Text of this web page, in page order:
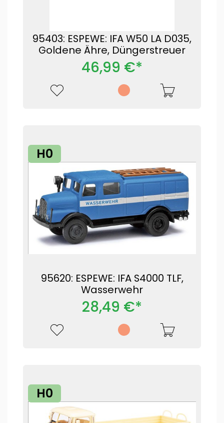
95403: ESPEWE: IFA W50 LA D035,
Goldene Ähre, Düngerstreuer
46,99 €*
H0
95620: ESPEWE: IFA S4000 TLF,
Wasserwehr
28,49 €*
H0